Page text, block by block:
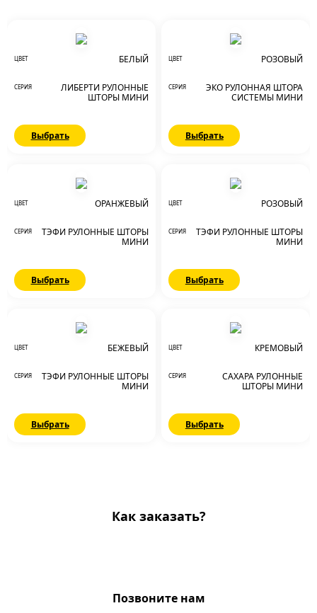
ЦВЕТ БЕЛЫЙ
СЕРИЯ
ЛИБЕРТИ РУЛОННЫЕ
ШТОРЫ МИНИ
Выбрать
ЦВЕТ РОЗОВЫЙ
СЕРИЯ
ЭКО РУЛОННАЯ ШТОРА
СИСТЕМЫ МИНИ
Выбрать
ЦВЕТ ОРАНЖЕВЫЙ
СЕРИЯ
ТЭФИ РУЛОННЫЕ ШТОРЫ
МИНИ
Выбрать
ЦВЕТ РОЗОВЫЙ
СЕРИЯ
ТЭФИ РУЛОННЫЕ ШТОРЫ
МИНИ
Выбрать
ЦВЕТ БЕЖЕВЫЙ
СЕРИЯ
ТЭФИ РУЛОННЫЕ ШТОРЫ
МИНИ
Выбрать
ЦВЕТ КРЕМОВЫЙ
СЕРИЯ
САХАРА РУЛОННЫЕ
ШТОРЫ МИНИ
Выбрать
Как заказать?
Позвоните нам